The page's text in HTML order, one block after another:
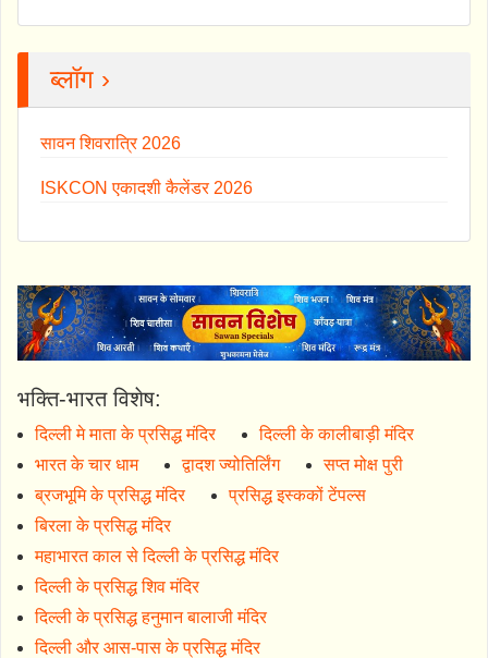
ब्लॉग ›
सावन शिवरात्रि 2026
ISKCON एकादशी कैलेंडर 2026
भक्ति-भारत विशेष:
दिल्ली मे माता के प्रसिद्ध मंदिर
दिल्ली के कालीबाड़ी मंदिर
भारत के चार धाम
द्वादश ज्योतिर्लिंग
सप्त मोक्ष पुरी
ब्रजभूमि के प्रसिद्ध मंदिर
प्रसिद्ध इस्ककों टेंपल्स
बिरला के प्रसिद्ध मंदिर
महाभारत काल से दिल्ली के प्रसिद्ध मंदिर
दिल्ली के प्रसिद्ध शिव मंदिर
दिल्ली के प्रसिद्ध हनुमान बालाजी मंदिर
दिल्ली और आस-पास के प्रसिद्ध मंदिर